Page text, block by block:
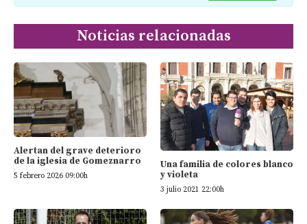
Noticias relacionadas
Alertan del grave deterioro
de la iglesia de Gomeznarro
5 febrero 2026 09:00h
Una familia de colores blanco
y violeta
3 julio 2021 22:00h